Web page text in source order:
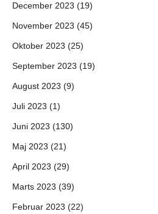
December 2023 (19)
November 2023 (45)
Oktober 2023 (25)
September 2023 (19)
August 2023 (9)
Juli 2023 (1)
Juni 2023 (130)
Maj 2023 (21)
April 2023 (29)
Marts 2023 (39)
Februar 2023 (22)